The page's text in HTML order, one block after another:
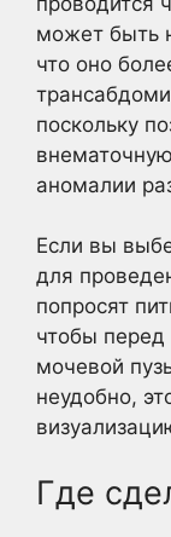
может быть
что оно
поскольку
аномалии
Если вы
для
попросят
чтобы
мочевой
неудобно,
Где